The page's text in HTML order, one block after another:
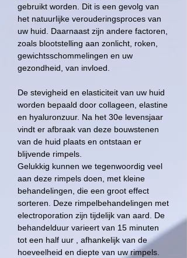
gebruikt worden. Dit is een gevolg van
het natuurlijke verouderingsproces van
uw huid. Daarnaast zijn andere factoren,
zoals blootstelling aan zonlicht, roken,
gewichtsschommelingen en uw
gezondheid, van invloed.
De stevigheid en elasticiteit van uw huid
worden bepaald door collageen, elastine
en hyaluronzuur. Na het 30e levensjaar
vindt er afbraak van deze bouwstenen
van de huid plaats en ontstaan er
blijvende rimpels.
Gelukkig kunnen we tegenwoordig veel
aan deze rimpels doen, met kleine
behandelingen, die een groot effect
sorteren. Deze rimpelbehandelingen met
electroporation zijn tijdelijk van aard. De
behandelduur varieert van 15 minuten
tot een half uur , afhankelijk van de
hoeveelheid en diepte van uw rimpels.